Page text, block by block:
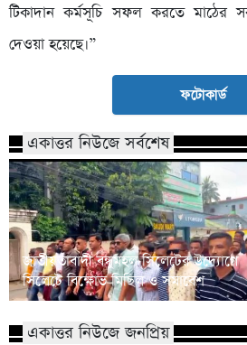
টিকাদান কর্মসূচি সফল করতে মাঠের সকল
দেওয়া হয়েছে।”
ফটোকার্ড
একাত্তর নিউজে সর্বশেষ
জাতীয়তাবাদী বন্ধুমহল সিলেটের উদ্যোগে
সিলেটে বিক্ষোভ মিছিল ও সমাবেশ
একাত্তর নিউজে জনপ্রিয়